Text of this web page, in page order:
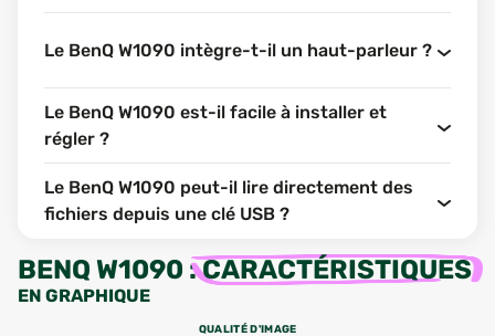
Le BenQ W1090 intègre-t-il un haut-parleur ?
Le BenQ W1090 est-il facile à installer et
régler ?
Le BenQ W1090 peut-il lire directement des
fichiers depuis une clé USB ?
BENQ W1090 :CARACTÉRISTIQUES
EN GRAPHIQUE
QUALITÉ D'IMAGE